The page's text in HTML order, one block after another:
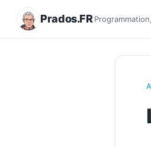
Prados.FR